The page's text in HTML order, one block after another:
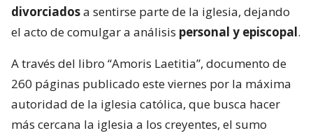
divorciadosa sentirse parte de la iglesia, dejando
el acto de comulgar a análisis personal y episcopal.
A través del libro “Amoris Laetitia”, documento de
260 páginas publicado este viernes por la máxima
autoridad de la iglesia católica, que busca hacer
más cercana la iglesia a los creyentes, el sumo